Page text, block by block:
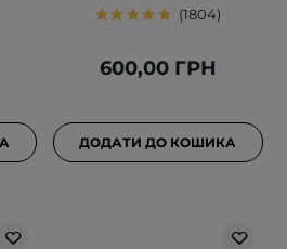
1804
600,00 ГРН
ДОДАТИ ДО КОШИКА